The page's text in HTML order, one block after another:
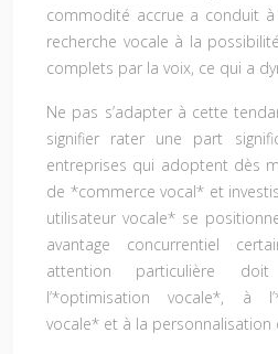
commodité accrue a conduit à
recherche vocale à la
complets par la voix, ce qui a
Ne pas s’adapter à cette
signifier rater une part
entreprises qui adoptent dès
de *commerce vocal* et
utilisateur vocale* se
avantage concurrentiel
attention particulière
l’*optimisation vocale*, à
vocale* et à la personnalisation